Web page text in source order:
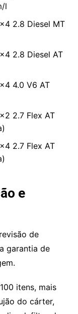
l
2.8 Diesel MT
2.8 Diesel AT
4.0 V6 AT
2.7 Flex AT
2.7 Flex AT
e
de
garantia de
itens, mais
do cárter,